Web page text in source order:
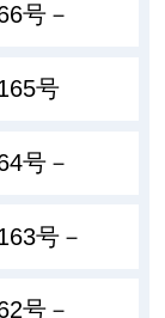
号－
号
号－
号－
号－